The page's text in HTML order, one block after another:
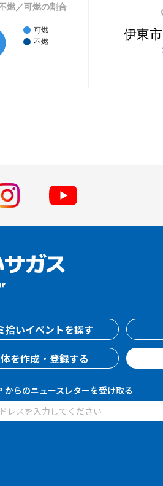
燃／可燃の割合
可燃
不燃
伊東
拾いイベントを探す
を作成・登録する
からのニュースレターを受け取る